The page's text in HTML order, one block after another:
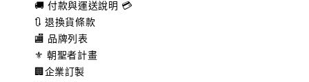
🚚 付款與運送說明 💳
🔃 退換貨條款
🏬 品牌列表
⚜️ 朝聖者計畫
🏢企業訂製